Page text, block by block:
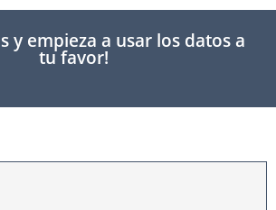
y empieza a usar los datos a
tu favor!